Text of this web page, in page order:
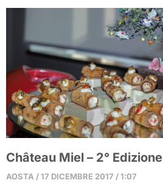
Château Miel – 2° Edizione
AOSTA 17 DICEMBRE 2017 1:07